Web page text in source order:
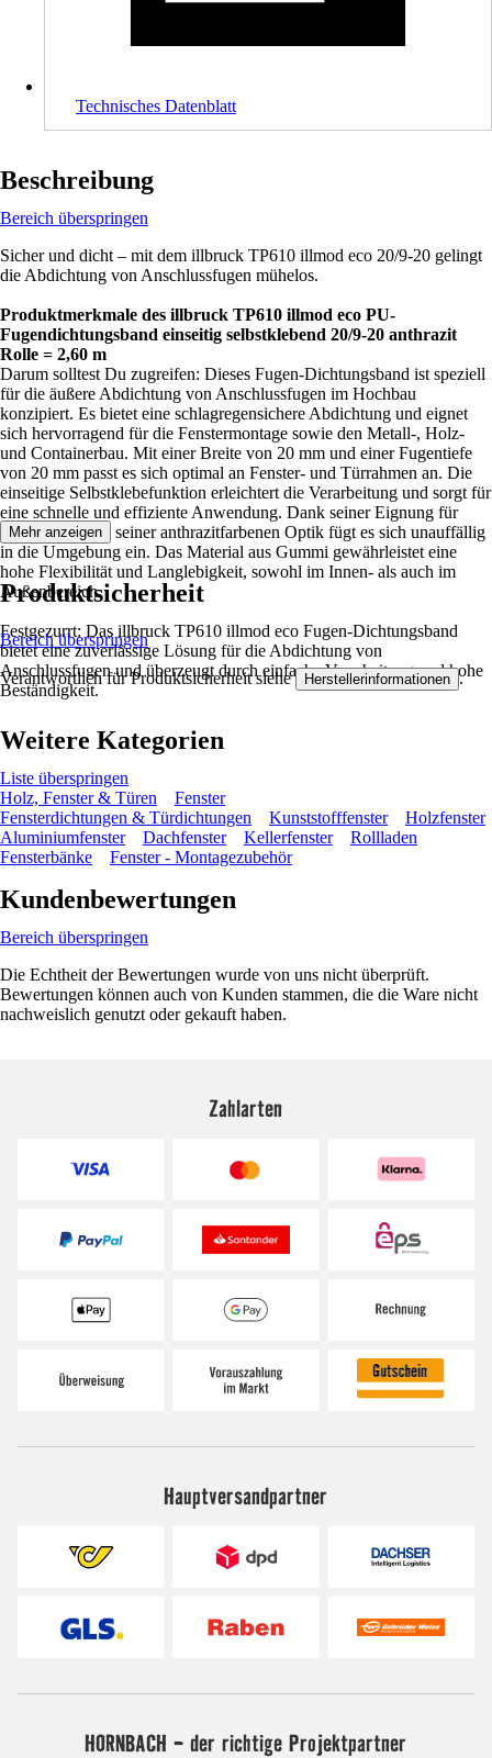
Technisches Datenblatt
Beschreibung
Bereich überspringen
Sicher und dicht – mit dem illbruck TP610 illmod eco 20/9-20 gelingt
die Abdichtung von Anschlussfugen mühelos.
Produktmerkmale des illbruck TP610 illmod eco PU-
Fugendichtungsband einseitig selbstklebend 20/9-20 anthrazit
Rolle = 2,60 m
Darum solltest Du zugreifen: Dieses Fugen-Dichtungsband ist speziell
für die äußere Abdichtung von Anschlussfugen im Hochbau
konzipiert. Es bietet eine schlagregensichere Abdichtung und eignet
sich hervorragend für die Fenstermontage sowie den Metall-, Holz-
und Containerbau. Mit einer Breite von 20 mm und einer Fugentiefe
von 20 mm passt es sich optimal an Fenster- und Türrahmen an. Die
einseitige Selbstklebefunktion erleichtert die Verarbeitung und sorgt für
eine schnelle und effiziente Anwendung. Dank seiner Eignung für
Mauerwerk und seiner anthrazitfarbenen Optik fügt es sich unauffällig
in die Umgebung ein. Das Material aus Gummi gewährleistet eine
hohe Flexibilität und Langlebigkeit, sowohl im Innen- als auch im
Außenbereich.
Festgezurrt: Das illbruck TP610 illmod eco Fugen-Dichtungsband
bietet eine zuverlässige Lösung für die Abdichtung von
Anschlussfugen und überzeugt durch einfache Verarbeitung und hohe
Beständigkeit.
Mehr anzeigen
Produktsicherheit
Bereich überspringen
Verantwortlich für Produktsicherheit siehe Herstellerinformationen .
Weitere Kategorien
Liste überspringen
Holz, Fenster & Türen
Fenster
Fensterdichtungen & Türdichtungen
Kunststofffenster
Holzfenster
Aluminiumfenster
Dachfenster Kellerfenster
Rollladen
Fensterbänke
Fenster - Montagezubehör
Kundenbewertungen
Bereich überspringen
Die Echtheit der Bewertungen wurde von uns nicht überprüft.
Bewertungen können auch von Kunden stammen, die die Ware nicht
nachweislich genutzt oder gekauft haben.
Zahlarten
Hauptversandpartner
HORNBACH - der richtige Projektpartner